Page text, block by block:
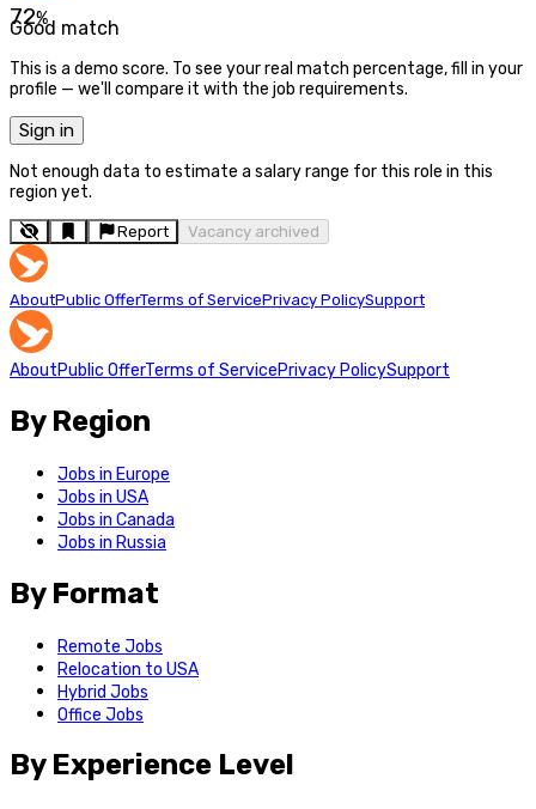
72%
Good match
This is a demo score. To see your real match percentage, fill in your
profile — we'll compare it with the job requirements.
Sign in
Not enough data to estimate a salary range for this role in this
region yet.
Report Vacancy archived
AboutPublic OfferTerms of ServicePrivacy PolicySupport
AboutPublic OfferTerms of ServicePrivacy PolicySupport
By Region
Jobs in Europe
Jobs in USA
Jobs in Canada
Jobs in Russia
By Format
Remote Jobs
Relocation to USA
Hybrid Jobs
Office Jobs
By Experience Level